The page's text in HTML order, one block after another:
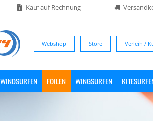
Kauf auf Rechnung
Webshop Store Verleih /
WINDSURFEN FOILEN WINGSURFEN